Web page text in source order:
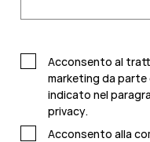
Acconsento al
marketing da
indicato nel
privacy.
Acconsento alla